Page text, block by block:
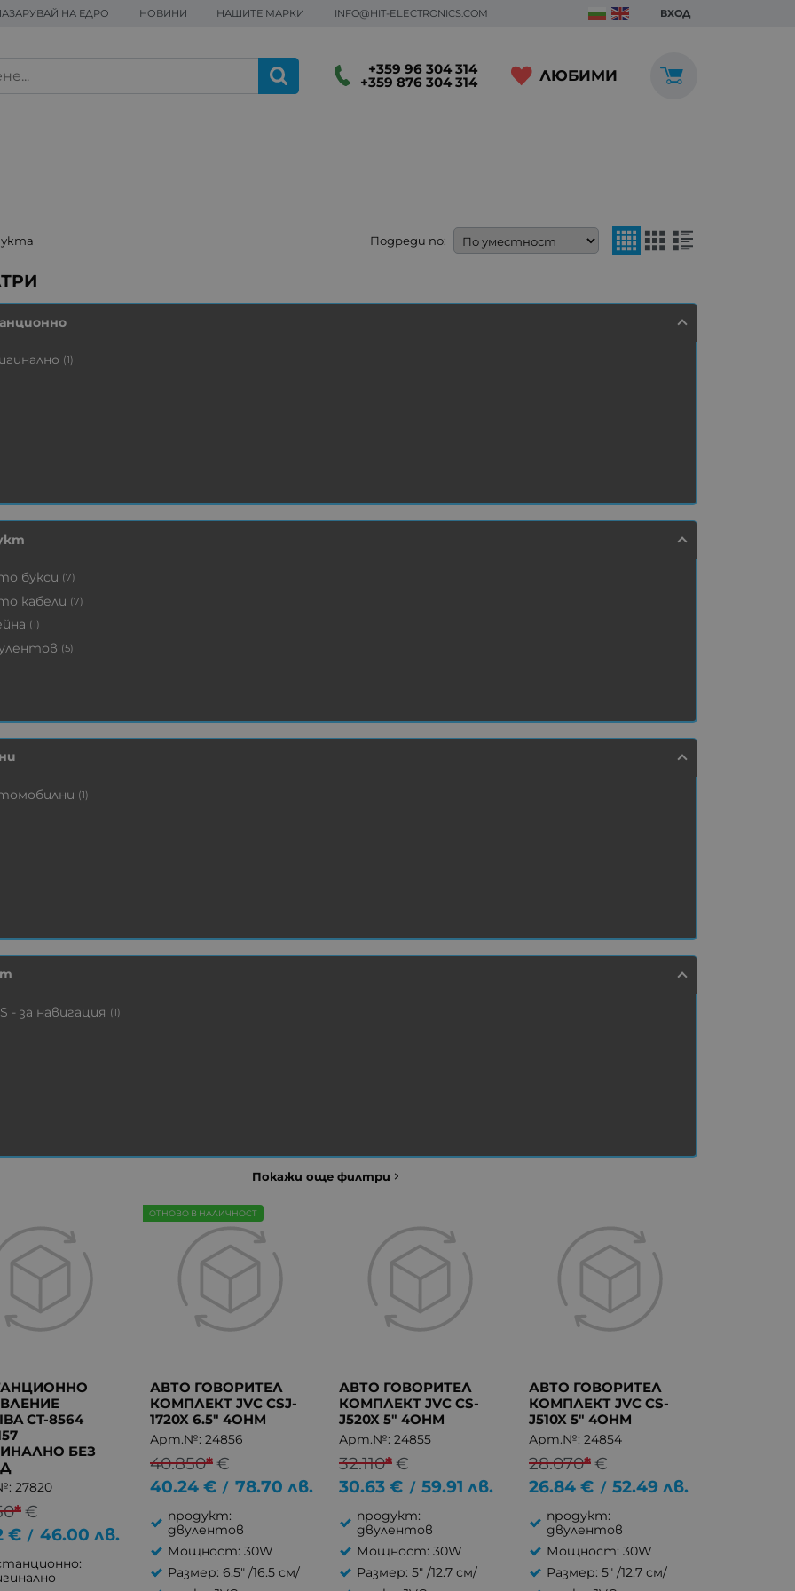
НА ЕДРО НОВИНИ НАШИТЕ МАРКИ INFO@HIT-ELECTRONICS.COM ВХОД
+359 96 304 314
+359 876 304 314 ЛЮБИМИ
Подреди по:
(1)
букси (7)
кабели (7)
(1)
(5)
(1)
- за навигация (1)
Покажи още филтри
CT-8564
БЕЗ
27820
*€
€ / 46.00 лв.
АВТО ГОВОРИТЕЛ
КОМПЛЕКТ JVC CSJ-
1720X 6.5" 4OHM
Арт.№: 24856
40.850*€
40.24 € / 78.70 лв.
продукт:
двулентов
Мощност: 30W
Размер: 6.5" /16.5 см/
ОТНОВО В НАЛИЧНОСТ
АВТО ГОВОРИТЕЛ
КОМПЛЕКТ JVC CS-
J520X 5" 4OHM
Арт.№: 24855
32.110*€
30.63 € / 59.91 лв.
продукт:
двулентов
Мощност: 30W
Размер: 5" /12.7 см/
АВТО ГОВОРИТЕЛ
КОМПЛЕКТ JVC CS-
J510X 5" 4OHM
Арт.№: 24854
28.070*€
26.84 € / 52.49 лв.
продукт:
двулентов
Мощност: 30W
Размер: 5" /12.7 см/